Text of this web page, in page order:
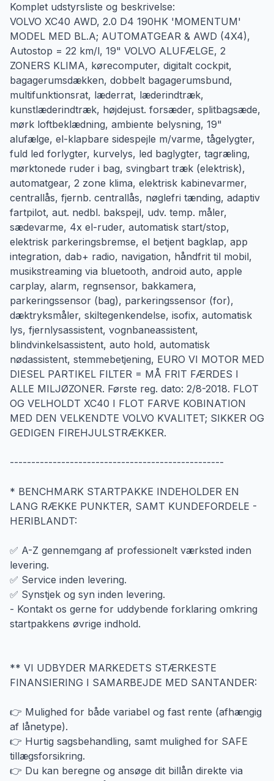
Komplet udstyrsliste og beskrivelse:
VOLVO XC40 AWD, 2.0 D4 190HK 'MOMENTUM'
MODEL MED BL.A; AUTOMATGEAR & AWD (4X4),
Autostop = 22 km/l, 19" VOLVO ALUFÆLGE, 2
ZONERS KLIMA, kørecomputer, digitalt cockpit,
bagagerumsdækken, dobbelt bagagerumsbund,
multifunktionsrat, læderrat, læderindtræk,
kunstlæderindtræk, højdejust. forsæder, splitbagsæde,
mørk loftbeklædning, ambiente belysning, 19"
alufælge, el-klapbare sidespejle m/varme, tågelygter,
fuld led forlygter, kurvelys, led baglygter, tagræling,
mørktonede ruder i bag, svingbart træk (elektrisk),
automatgear, 2 zone klima, elektrisk kabinevarmer,
centrallås, fjernb. centrallås, nøglefri tænding, adaptiv
fartpilot, aut. nedbl. bakspejl, udv. temp. måler,
sædevarme, 4x el-ruder, automatisk start/stop,
elektrisk parkeringsbremse, el betjent bagklap, app
integration, dab+ radio, navigation, håndfrit til mobil,
musikstreaming via bluetooth, android auto, apple
carplay, alarm, regnsensor, bakkamera,
parkeringssensor (bag), parkeringssensor (for),
dæktryksmåler, skiltegenkendelse, isofix, automatisk
lys, fjernlysassistent, vognbaneassistent,
blindvinkelsassistent, auto hold, automatisk
nødassistent, stemmebetjening, EURO VI MOTOR MED
DIESEL PARTIKEL FILTER = MÅ FRIT FÆRDES I
ALLE MILJØZONER. Første reg. dato: 2/8-2018. FLOT
OG VELHOLDT XC40 I FLOT FARVE KOBINATION
MED DEN VELKENDTE VOLVO KVALITET; SIKKER OG
GEDIGEN FIREHJULSTRÆKKER.
--------------------------------------------------
* BENCHMARK STARTPAKKE INDEHOLDER EN
LANG RÆKKE PUNKTER, SAMT KUNDEFORDELE -
HERIBLANDT:
✅ A-Z gennemgang af professionelt værksted inden
levering.
✅ Service inden levering.
✅ Synstjek og syn inden levering.
- Kontakt os gerne for uddybende forklaring omkring
startpakkens øvrige indhold.
** VI UDBYDER MARKEDETS STÆRKESTE
FINANSIERING I SAMARBEJDE MED SANTANDER:
👉 Mulighed for både variabel og fast rente (afhængig
af lånetype).
👉 Hurtig sagsbehandling, samt mulighed for SAFE
tillægsforsikring.
👉 Du kan beregne og ansøge dit billån direkte via